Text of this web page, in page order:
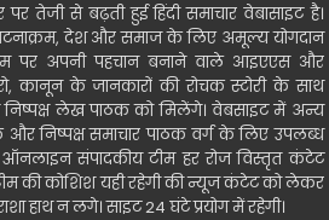
पर तेजी से बढ़ती हुई हिंदी समाचार वेबासाइट है।
देश और समाज के लिए अमूल्य योगदान
पर अपनी पहचान बनाने वाले आइएएस और
कानून के जानकारों की रोचक स्टोरी के साथ
निष्पक्ष लेख पाठक को मिलेंगे। वेबसाइट में अन्य
और निष्पक्ष समाचार पाठक वर्ग के लिए उपलब्ध
संपादकीय टीम हर रोज विस्तृत कंटेट
की कोशिश यही रहेगी की न्यूज कंटेट को लेकर
हाथ न लगे। साइट 24 घंटे प्रयोग में रहेगी।